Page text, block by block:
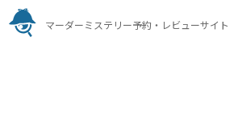
マーダーミステリー予約・レビューサイト